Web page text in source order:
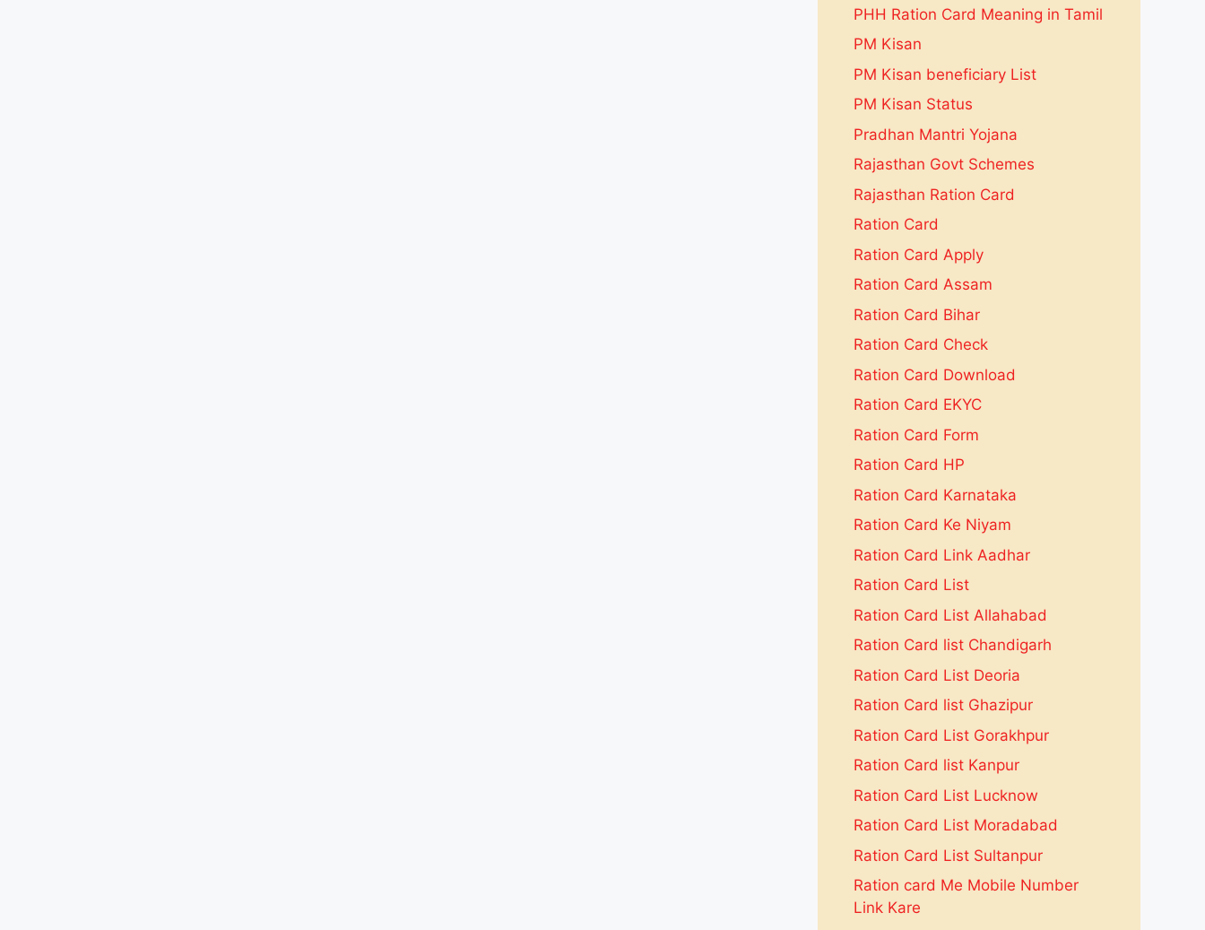
PHH Ration Card Meaning in Tamil
PM Kisan
PM Kisan beneficiary List
PM Kisan Status
Pradhan Mantri Yojana
Rajasthan Govt Schemes
Rajasthan Ration Card
Ration Card
Ration Card Apply
Ration Card Assam
Ration Card Bihar
Ration Card Check
Ration Card Download
Ration Card EKYC
Ration Card Form
Ration Card HP
Ration Card Karnataka
Ration Card Ke Niyam
Ration Card Link Aadhar
Ration Card List
Ration Card List Allahabad
Ration Card list Chandigarh
Ration Card List Deoria
Ration Card list Ghazipur
Ration Card List Gorakhpur
Ration Card list Kanpur
Ration Card List Lucknow
Ration Card List Moradabad
Ration Card List Sultanpur
Ration card Me Mobile Number
Link Kare